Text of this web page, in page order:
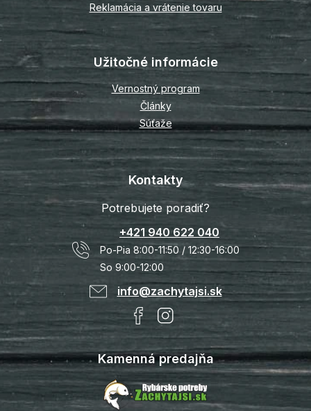
Reklamácia a vrátenie tovaru
Užitočné informácie
Vernostný program
Články
Súťaže
Kontakty
Potrebujete poradiť?
+421 940 622 040
Po-Pia 8:00-11:50 / 12:30-16:00
So 9:00-12:00
info@zachytajsi.sk
Kamenná predajňa